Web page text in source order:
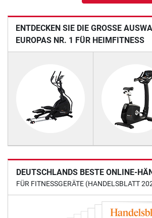
ENTDECKEN SIE DIE GROSSE
UROPAS NR. 1 FÜR HEIMFITNESS
DEUTSCHLANDS BESTE ONLINE-
FÜR FITNESSGERÄTE (HANDELSBLATT